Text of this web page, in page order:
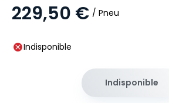
229,50 € / Pneu
Indisponible
Indisponible